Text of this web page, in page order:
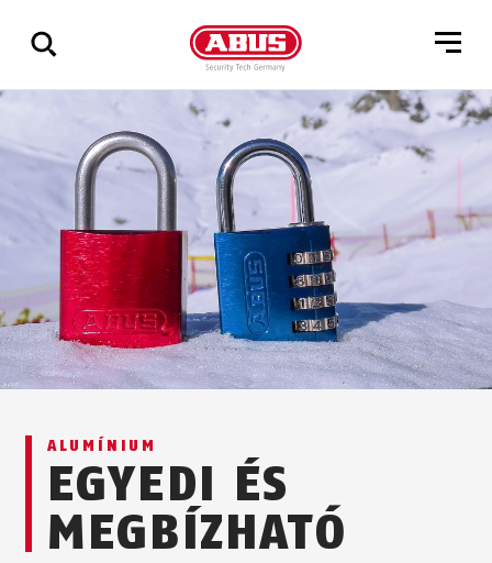
Összes
találat
mutatása
ALUMÍNIUM
EGYEDI ÉS
MEGBÍZHATÓ